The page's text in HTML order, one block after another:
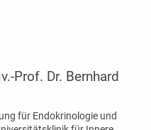
Prof. Dr. Bernhard
für Endokrinologie und